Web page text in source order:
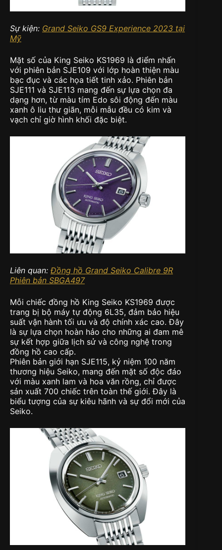
Sự kiện: Grand Seiko GS9 Experience 2023 tại
Mỹ
Mặt số của King Seiko KS1969 là điểm nhấn
với phiên bản SJE109 với lớp hoàn thiện màu
bạc đục và các họa tiết tinh xảo. Phiên bản
SJE111 và SJE113 mang đến sự lựa chọn đa
dạng hơn, từ màu tím Edo sôi động đến màu
xanh ô liu thư giãn, mỗi mẫu đều có kim và
vạch chỉ giờ hình khối đặc biệt.
Liên quan: Đồng hồ Grand Seiko Calibre 9R
Phiên bản SBGA497
Mỗi chiếc đồng hồ King Seiko KS1969 được
trang bị bộ máy tự động 6L35, đảm bảo hiệu
suất vận hành tối ưu và độ chính xác cao. Đây
là sự lựa chọn hoàn hảo cho những ai đam mê
sự kết hợp giữa lịch sử và công nghệ trong
đồng hồ cao cấp.
Phiên bản giới hạn SJE115, kỷ niệm 100 năm
thương hiệu Seiko, mang đến mặt số độc đáo
với màu xanh lam và hoa văn rồng, chỉ được
sản xuất 700 chiếc trên toàn thế giới. Đây là
biểu tượng của sự kiêu hãnh và sự đổi mới của
Seiko.